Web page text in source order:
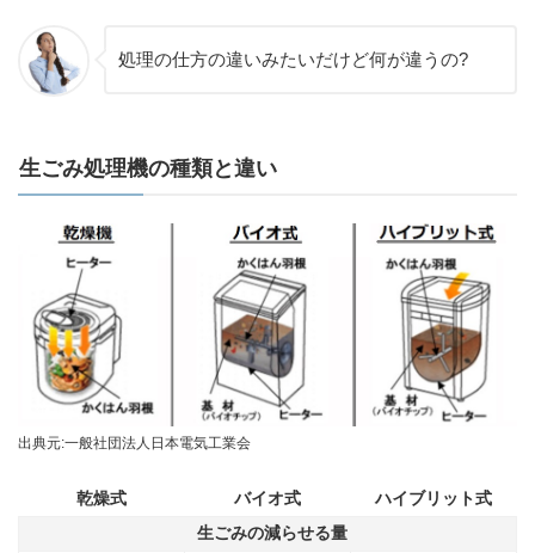
処理の仕方の違いみたいだけど何が違うの?
生ごみ処理機の種類と違い
出典元:一般社団法人日本電気工業会
乾燥式 バイオ式
ハイブリット式
生ごみの減らせる量